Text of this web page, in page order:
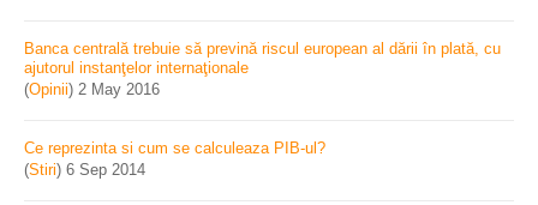
Banca centrală trebuie să prevină riscul european al dării în plată, cu
ajutorul instanţelor internaţionale
(Opinii) 2 May 2016
Ce reprezinta si cum se calculeaza PIB-ul?
(Stiri) 6 Sep 2014